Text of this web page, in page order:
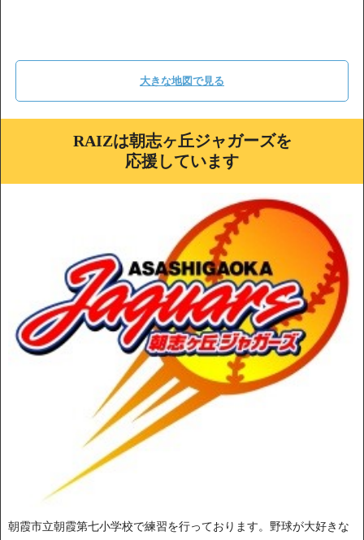
大きな地図で見る
RAIZは朝志ヶ丘ジャガーズを
応援しています
朝霞市立朝霞第七小学校で練習を行っております。野球が大好きな